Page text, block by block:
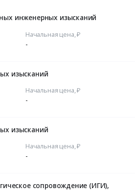
инженерных изысканий
Начальная цена, ₽
-
изысканий
Начальная цена, ₽
-
изысканий
Начальная цена, ₽
-
сопровождение (ИГИ),